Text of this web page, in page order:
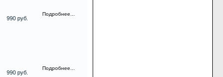
990 руб.
Подробнее...
990 руб.
Подробнее...